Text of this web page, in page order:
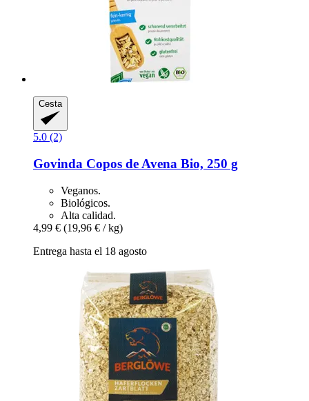
Cesta
5.0 (2)
Govinda Copos de Avena Bio, 250 g
Veganos.
Biológicos.
Alta calidad.
4,99 € (19,96 € / kg)
Entrega hasta el 18 agosto